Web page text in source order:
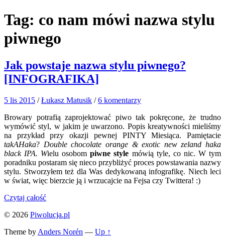
Tag: co nam mówi nazwa stylu
piwnego
Jak powstaje nazwa stylu piwnego?
[INFOGRAFIKA]
5 lis 2015 /Łukasz Matusik /6 komentarzy
Browary potrafią zaprojektować piwo tak pokręcone, że trudno
wymówić styl, w jakim je uwarzono. Popis kreatywności mieliśmy
na przykład przy okazji pewnej PINTY Miesiąca. Pamiętacie
takAHaka? Double chocolate orange & exotic new zeland haka
black IPA. Wielu osobompiwne style mówią tyle, co nic. W tym
poradniku postaram się nieco przybliżyć proces powstawania nazwy
stylu. Stworzyłem też dla Was dedykowaną infografikę. Niech leci
w świat, więc bierzcie ją i wrzucajcie na Fejsa czy Twittera! :)
Czytaj całość
© 2026 Piwolucja.pl
Theme by Anders Norén — Up ↑